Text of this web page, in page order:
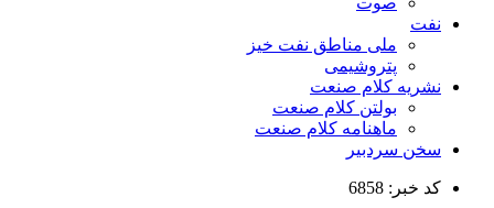
نفت
ملی مناطق نفت خیز
پتروشیمی
نشریه کلام صنعت
بولتن کلام صنعت
ماهنامه کلام صنعت
سخن سردبیر
کد خبر: 6858